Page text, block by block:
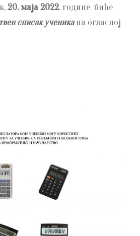
20. маја 2022. године биће
списак ученикана огласној